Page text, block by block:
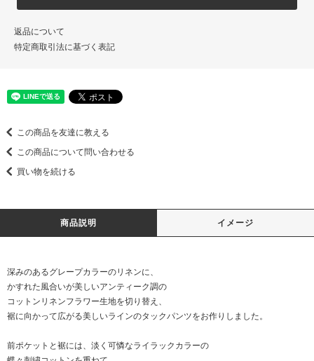
返品について
特定商取引法に基づく表記
この商品を友達に教える
この商品について問い合わせる
買い物を続ける
商品説明 イメージ
深みのあるグレープカラーのリネンに、
かすれた風合いが美しいアンティーク調の
コットンリネンフラワー生地を切り替え、
裾に向かって広がる美しいラインのタックパンツをお作りしました。
前ポケットと裾には、淡く可憐なライラックカラーの